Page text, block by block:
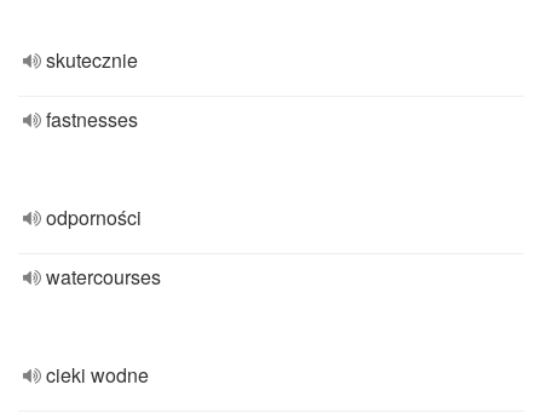
skutecznie
fastnesses
odporności
watercourses
cieki wodne